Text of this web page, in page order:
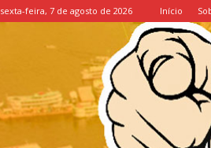
sexta-feira, 7 de agosto de 2026 Início